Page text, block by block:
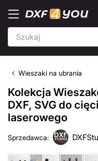
Wieszaki na ubrania
Kolekcja
DXF, SVG do
laserowego
Sprzedawca: